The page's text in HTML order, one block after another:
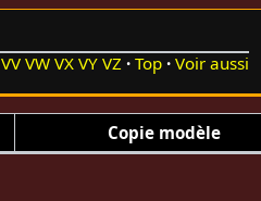
VV VW VX VY VZ Top Voir aussi
Copie modèle